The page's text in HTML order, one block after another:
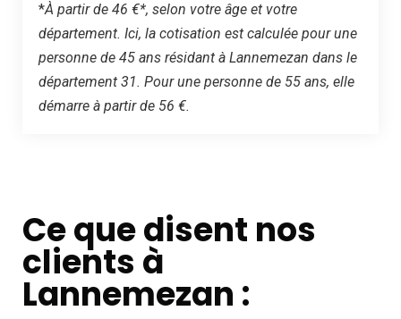
*À partir de 46 €*, selon votre âge et votre
département. Ici, la cotisation est calculée pour une
personne de 45 ans résidant à Lannemezan dans le
département 31. Pour une personne de 55 ans, elle
démarre à partir de 56 €.
Ce que disent nos
clients à
Lannemezan :